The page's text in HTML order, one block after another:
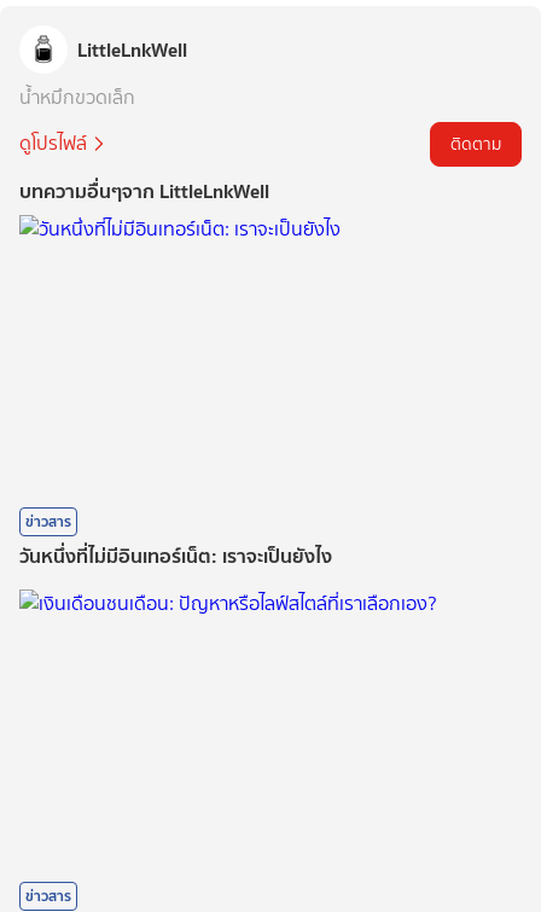
LittleLnkWell
น้ำหมึกขวดเล็ก
ดูโปรไฟล์
ติดตาม
บทความอื่นๆจาก LittleLnkWell
ข่าวสาร
วันหนึ่งที่ไม่มีอินเทอร์เน็ต: เราจะเป็นยังไง
ข่าวสาร